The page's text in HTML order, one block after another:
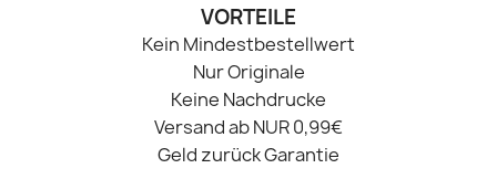
VORTEILE
Kein Mindestbestellwert
Nur Originale
Keine Nachdrucke
Versand ab NUR 0,99€
Geld zurück Garantie